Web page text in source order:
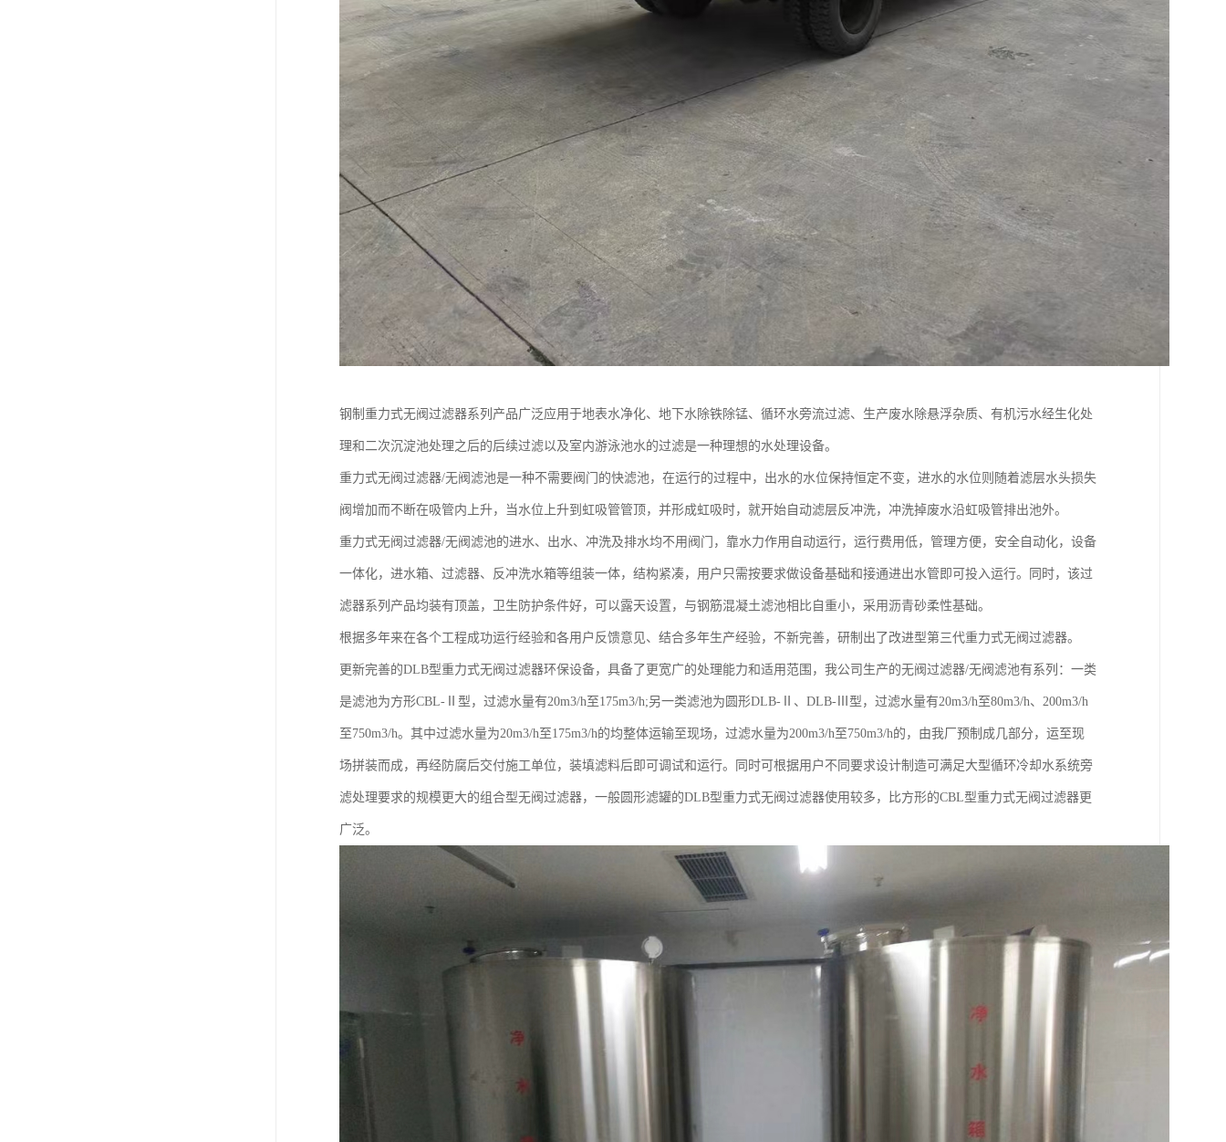
钢制重力式无阀过滤器系列产品广泛应用于地表水净化、地下水除铁除锰、循环水旁流过滤、生产废水除悬浮杂质、有机污水经生化处
理和二次沉淀池处理之后的后续过滤以及室内游泳池水的过滤是一种理想的水处理设备。
重力式无阀过滤器/无阀滤池是一种不需要阀门的快滤池，在运行的过程中，出水的水位保持恒定不变，进水的水位则随着滤层水头损失
阀增加而不断在吸管内上升，当水位上升到虹吸管管顶，并形成虹吸时，就开始自动滤层反冲洗，冲洗掉废水沿虹吸管排出池外。
重力式无阀过滤器/无阀滤池的进水、出水、冲洗及排水均不用阀门，靠水力作用自动运行，运行费用低，管理方便，安全自动化，设备
一体化，进水箱、过滤器、反冲洗水箱等组装一体，结构紧凑，用户只需按要求做设备基础和接通进出水管即可投入运行。同时，该过
滤器系列产品均装有顶盖，卫生防护条件好，可以露天设置，与钢筋混凝土滤池相比自重小，采用沥青砂柔性基础。
根据多年来在各个工程成功运行经验和各用户反馈意见、结合多年生产经验，不新完善，研制出了改进型第三代重力式无阀过滤器。
更新完善的DLB型重力式无阀过滤器环保设备，具备了更宽广的处理能力和适用范围，我公司生产的无阀过滤器/无阀滤池有系列：一类
是滤池为方形CBL-Ⅱ型，过滤水量有20m3/h至175m3/h;另一类滤池为圆形DLB-Ⅱ、DLB-Ⅲ型，过滤水量有20m3/h至80m3/h、200m3/h
至750m3/h。其中过滤水量为20m3/h至175m3/h的均整体运输至现场，过滤水量为200m3/h至750m3/h的，由我厂预制成几部分，运至现
场拼装而成，再经防腐后交付施工单位，装填滤料后即可调试和运行。同时可根据用户不同要求设计制造可满足大型循环冷却水系统旁
滤处理要求的规模更大的组合型无阀过滤器，一般圆形滤罐的DLB型重力式无阀过滤器使用较多，比方形的CBL型重力式无阀过滤器更
广泛。